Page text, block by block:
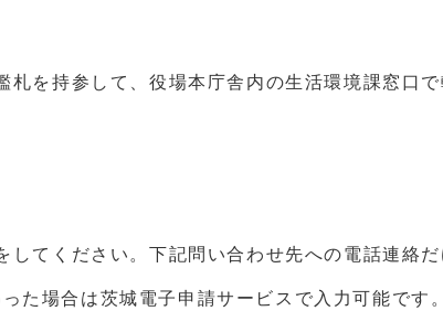
を持参して、役場本庁舎内の生活環境課窓口
てください。下記問い合わせ先への電話連絡
た場合は茨城電子申請サービスで入力可能です。